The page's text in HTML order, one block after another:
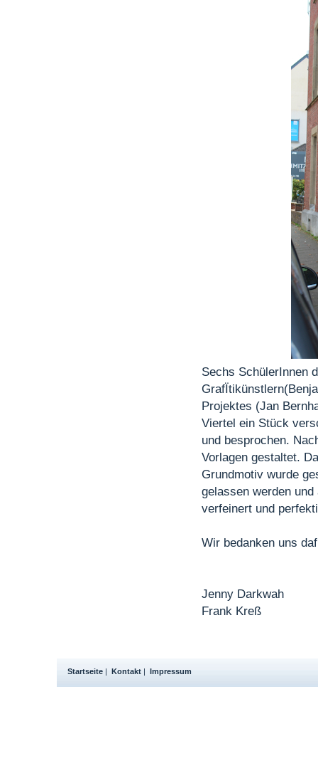
Sechs SchülerInnen
GrafÏtikünstlern
Projektes (Jan
Viertel ein Stück
und besprochen.
Vorlagen gestaltet.
Grundmotiv wurde
gelassen werden und
verfeinert und
Wir bedanken uns
Jenny Darkwah
Frank Kreß
Startseite | Kontakt | Impressum